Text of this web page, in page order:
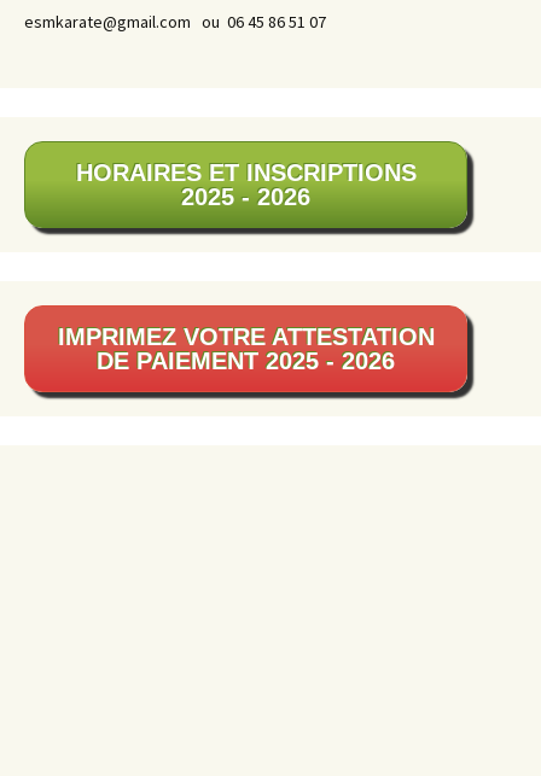
esmkarate@gmail.com ou 06 45 86 51 07
HORAIRES ET INSCRIPTIONS
2025 - 2026
IMPRIMEZ VOTRE ATTESTATION
DE PAIEMENT 2025 - 2026